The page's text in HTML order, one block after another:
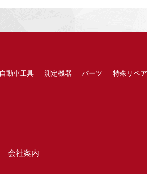
自動車工具 測定機器 パーツ 特殊リペア
会社案内